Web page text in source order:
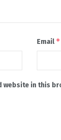
Email*
website in this